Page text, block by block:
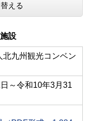
える
設
北九州観光コンベン
～令和10年3月31